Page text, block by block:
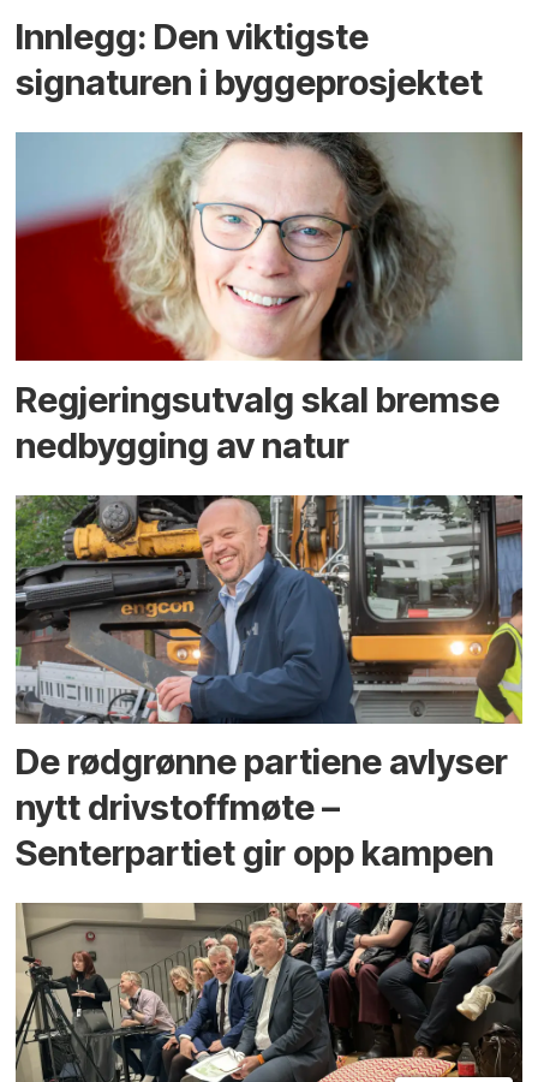
Innlegg: Den viktigste
signaturen i bygge­­prosjektet
Regjerings­utvalg skal bremse
ned­bygging av natur
De rødgrønne partiene avlyser
nytt drivstoffmøte –
Senterpartiet gir opp kampen